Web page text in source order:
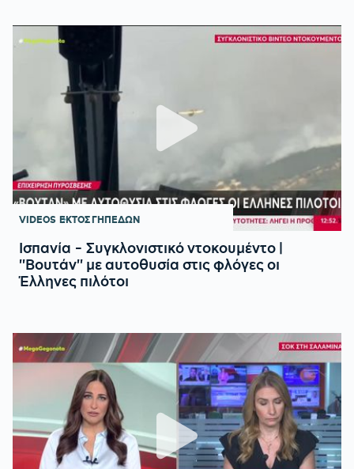
VIDEOS ΕΚΤΟΣ ΓΗΠΕΔΩΝ
Ισπανία - Συγκλονιστικό ντοκουμέντο |
''Βουτάν'' με αυτοθυσία στις φλόγες οι
Έλληνες πιλότοι